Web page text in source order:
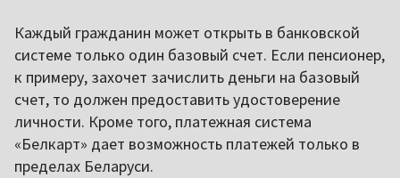
Каждый гражданин может открыть в банковской
системе только один базовый счет. Если пенсионер,
к примеру, захочет зачислить деньги на базовый
счет, то должен предоставить удостоверение
личности. Кроме того, платежная система
«Белкарт» дает возможность платежей только в
пределах Беларуси.